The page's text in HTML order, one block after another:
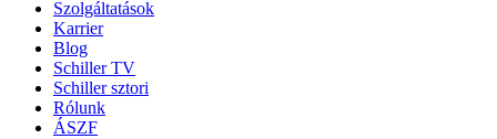
Szolgáltatások
Karrier
Blog
Schiller TV
Schiller sztori
Rólunk
ÁSZF